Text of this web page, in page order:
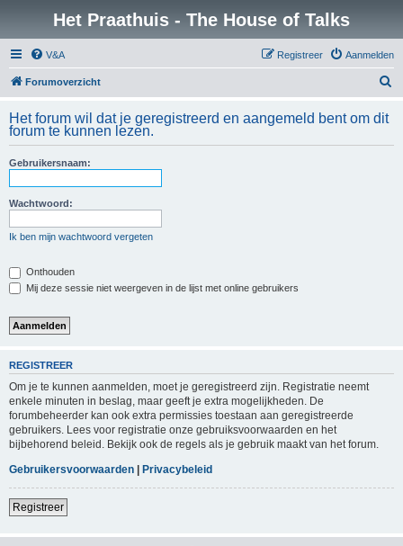
Het Praathuis - The House of Talks
V&A Aanmelden
Registreer
Forumoverzicht
k
Het forum wil dat je geregistreerd en aangemeld bent om dit
forum te kunnen lezen.
Gebruikersnaam:
Wachtwoord:
Ik ben mijn wachtwoord vergeten
Onthouden
Mij deze sessie niet weergeven in de lijst met online gebruikers
REGISTREER
Om je te kunnen aanmelden, moet je geregistreerd zijn. Registratie neemt
enkele minuten in beslag, maar geeft je extra mogelijkheden. De
forumbeheerder kan ook extra permissies toestaan aan geregistreerde
gebruikers. Lees voor registratie onze gebruiksvoorwaarden en het
bijbehorend beleid. Bekijk ook de regels als je gebruik maakt van het forum.
Gebruikersvoorwaarden | Privacybeleid
Registreer